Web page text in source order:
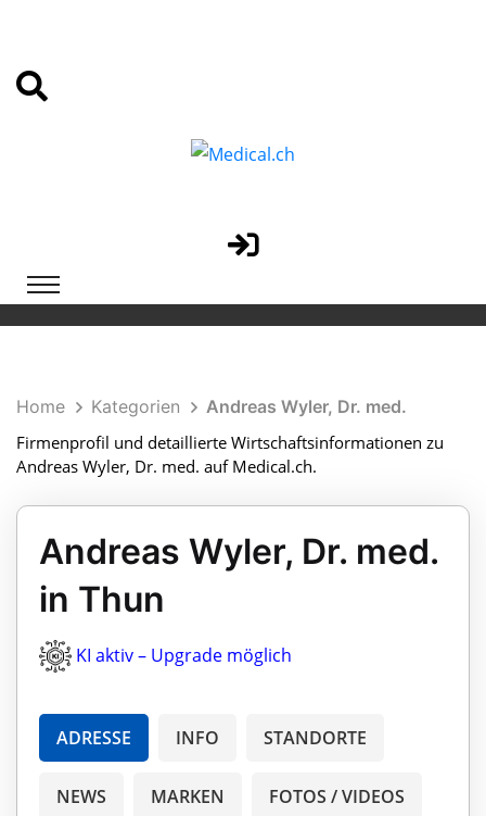
Home Kategorien
Andreas Wyler, Dr. med.
Firmenprofil und detaillierte Wirtschaftsinformationen zu
Andreas Wyler, Dr. med. auf Medical.ch.
Andreas Wyler, Dr. med.
in Thun
KI aktiv – Upgrade möglich
ADRESSE INFO STANDORTE
NEWS MARKEN FOTOS / VIDEOS